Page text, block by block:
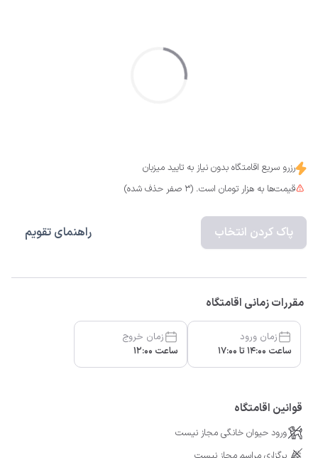
رزرو سریع اقامتگاه بدون نیاز به تایید میزبان
قیمت‌ها به هزار تومان است. (3 صفر حذف شده)
پاک کردن انتخاب راهنمای تقویم
مقررات زمانی اقامتگاه
زمان ورود
ساعت 14:00 تا 17:00
زمان خروج
ساعت 12:00
قوانین اقامتگاه
ورود حیوان خانگی مجاز نیست